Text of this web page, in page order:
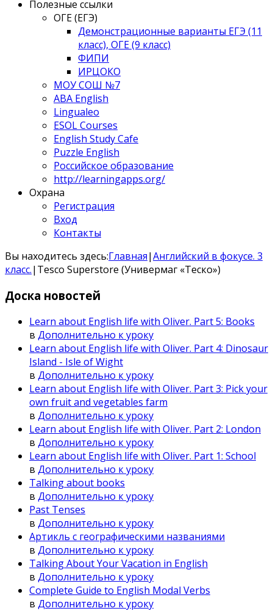
Полезные ссылки
ОГЕ (ЕГЭ)
Демонстрационные варианты ЕГЭ (11
класс), ОГЕ (9 класс)
ФИПИ
ИРЦОКО
МОУ СОШ №7
ABA English
Lingualeo
ESOL Courses
English Study Cafe
Puzzle English
Российское образование
http://learningapps.org/
Охрана
Регистрация
Вход
Контакты
Вы находитесь здесь:Главная|Английский в фокусе. 3
класс.| Tesco Superstore (Универмаг «Теско»)
Доска новостей
Learn about English life with Oliver. Part 5: Books
в Дополнительно к уроку
Learn about English life with Oliver. Part 4: Dinosaur
Island - Isle of Wight
в Дополнительно к уроку
Learn about English life with Oliver. Part 3: Pick your
own fruit and vegetables farm
в Дополнительно к уроку
Learn about English life with Oliver. Part 2: London
в Дополнительно к уроку
Learn about English life with Oliver. Part 1: School
в Дополнительно к уроку
Talking about books
в Дополнительно к уроку
Past Tenses
в Дополнительно к уроку
Артикль с географическими названиями
в Дополнительно к уроку
Talking About Your Vacation in English
в Дополнительно к уроку
Complete Guide to English Modal Verbs
в Дополнительно к уроку